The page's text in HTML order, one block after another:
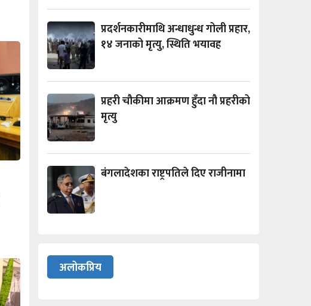
प्रदर्शनकारीमाथि अन्धाधुन्ध गोली प्रहार,
१४ जनाको मृत्यु, स्थिति भयावह
प्रहरी चौकीमा आक्रमण हुँदा नौ प्रहरीको
मृत्यु
बंगलादेशका राष्ट्रपतिले दिए राजीनामा
अलोकप्रिय